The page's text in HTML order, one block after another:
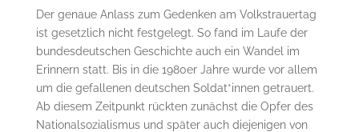
Der genaue Anlass zum Gedenken am Volkstrauertag
ist gesetzlich nicht festgelegt. So fand im Laufe der
bundesdeutschen Geschichte auch ein Wandel im
Erinnern statt. Bis in die 1980er Jahre wurde vor allem
um die gefallenen deutschen Soldat*innen getrauert.
Ab diesem Zeitpunkt rückten zunächst die Opfer des
Nationalsozialismus und später auch diejenigen von